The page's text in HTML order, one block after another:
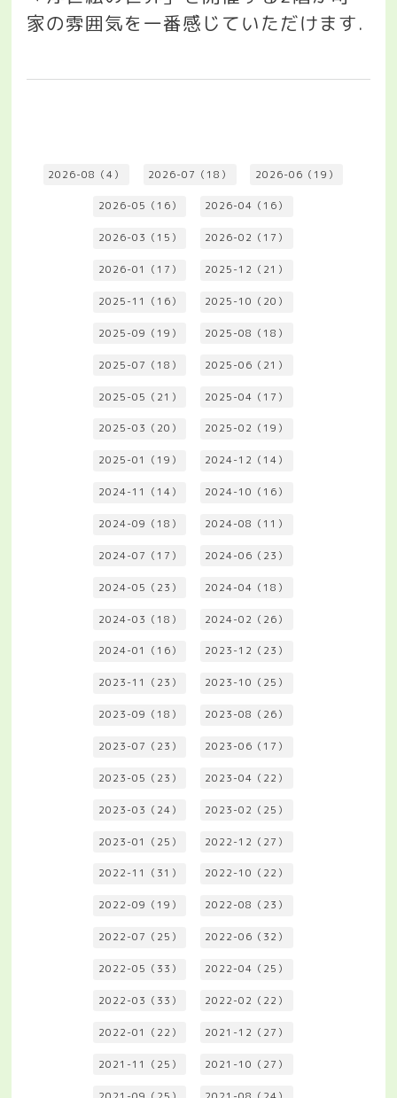
家の雰囲気を一番感じていただけます.
2026-08（4） 2026-07（18） 2026-06（19）
2026-05（16） 2026-04（16）
2026-03（15） 2026-02（17）
2026-01（17） 2025-12（21）
2025-11（16） 2025-10（20）
2025-09（19） 2025-08（18）
2025-07（18） 2025-06（21）
2025-05（21） 2025-04（17）
2025-03（20） 2025-02（19）
2025-01（19） 2024-12（14）
2024-11（14） 2024-10（16）
2024-09（18） 2024-08（11）
2024-07（17） 2024-06（23）
2024-05（23） 2024-04（18）
2024-03（18） 2024-02（26）
2024-01（16） 2023-12（23）
2023-11（23） 2023-10（25）
2023-09（18） 2023-08（26）
2023-07（23） 2023-06（17）
2023-05（23） 2023-04（22）
2023-03（24） 2023-02（25）
2023-01（25） 2022-12（27）
2022-11（31） 2022-10（22）
2022-09（19） 2022-08（23）
2022-07（25） 2022-06（32）
2022-05（33） 2022-04（25）
2022-03（33） 2022-02（22）
2022-01（22） 2021-12（27）
2021-11（25） 2021-10（27）